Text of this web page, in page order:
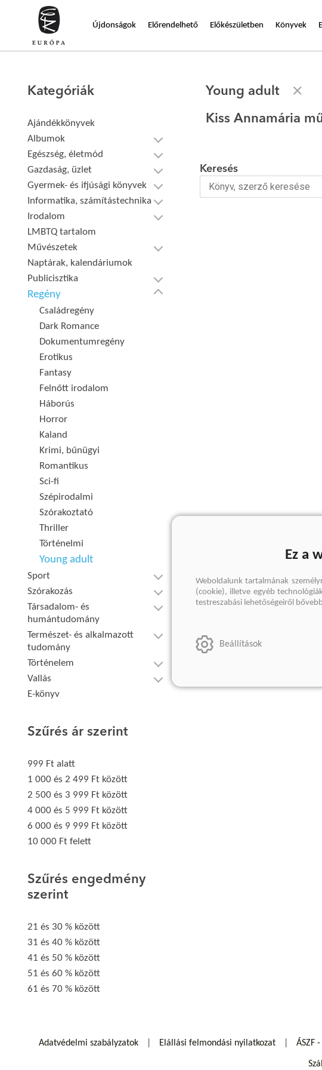
Újdonságok Előrendelhető Előkészületben Könyvek
Kategóriák
Ajándékkönyvek
Albumok
Egészség, életmód
Gazdaság, üzlet
Gyermek- és ifjúsági könyvek
Informatika, számítástechnika
Irodalom
LMBTQ tartalom
Művészetek
Naptárak, kalendáriumok
Publicisztika
Regény
Családregény
Dark Romance
Dokumentumregény
Erotikus
Fantasy
Felnőtt irodalom
Háborús
Horror
Kaland
Krimi, bűnügyi
Romantikus
Sci-fi
Szépirodalmi
Szórakoztató
Thriller
Történelmi
Young adult
Sport
Szórakozás
Társadalom- és
humántudomány
Természet- és alkalmazott
tudomány
Történelem
Vallás
E-könyv
Szűrés ár szerint
999 Ft alatt
1 000 és 2 499 Ft között
2 500 és 3 999 Ft között
4 000 és 5 999 Ft között
6 000 és 9 999 Ft között
10 000 Ft felett
Szűrés engedmény
szerint
21 és 30 % között
31 és 40 % között
41 és 50 % között
51 és 60 % között
61 és 70 % között
Young adult
Kiss Annamária
Keresés
Adatvédelmi szabályzatok Elállási felmondási nyilatkozat ÁSZF
Ez a
Weboldalunk tartalmának
(cookie), illetve egyéb
testreszabási lehetőségeiről
Beállítások